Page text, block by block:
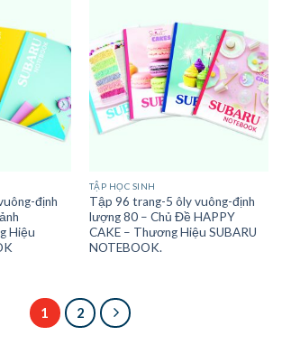
định
Hiệu
TẬP HỌC SINH
Tập 96 trang-5 ôly vuông-định
lượng 80 – Chủ Đề HAPPY
CAKE – Thương Hiệu SUBARU
NOTEBOOK.
1 2